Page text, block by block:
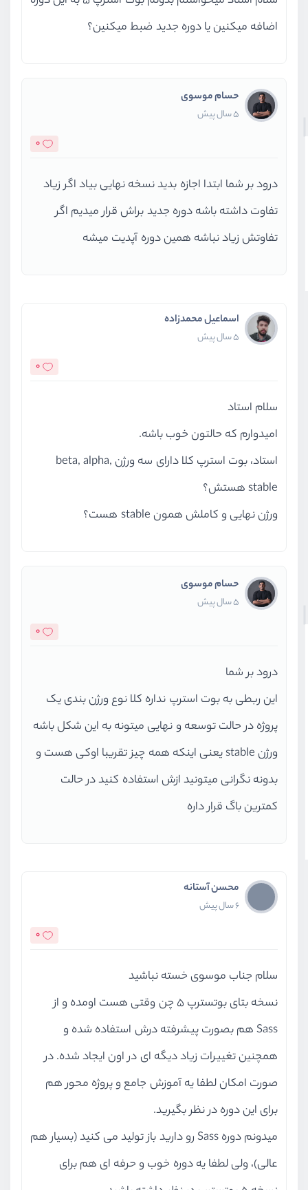
اضافه میکنین یا دوره جدید ضبط میکنین؟
حسام موسوی
5 سال پیش
0
درود بر شما ابتدا اجازه بدید نسخه‌ نهایی بیاد اگر زیاد
تفاوت داشته باشه دوره جدید براش قرار میدیم اگر
تفاوتش زیاد نباشه همین دوره آپدیت میشه
اسماعیل محمدزاده
5 سال پیش
0
سلام استاد
امیدوارم که حالتون خوب باشه.
استاد، بوت استرپ کلا دارای سه ورژن beta, alpha,
stable هستش؟
ورژن نهایی و کاملش همون stable هست؟
حسام موسوی
5 سال پیش
0
درود بر شما
این ربطی به بوت استرپ نداره کلا نوع ورژن بندی یک
پروژه در حالت توسعه و نهایی میتونه به این شکل باشه
ورژن stable یعنی اینکه همه چیز تقریبا اوکی هست و
بدونه نگرانی میتونید ازش استفاده کنید در حالت
کمترین باگ قرار داره
محسن آستانه
6 سال پیش
0
سلام جناب موسوی خسته نباشید
نسخه بتای بوتسترپ 5 چن وقتی هست اومده و از
Sass هم بصورت پیشرفته درش استفاده شده و
همچنین تغییرات زیاد دیگه ای در اون ایجاد شده. در
صورت امکان لطفا یه آموزش جامع و پروژه محور هم
برای این دوره در نظر بگیرید.
میدونم دوره Sass رو دارید باز تولید می کنید (بسیار هم
عالی)، ولی لطفا یه دوره خوب و حرفه ای هم برای